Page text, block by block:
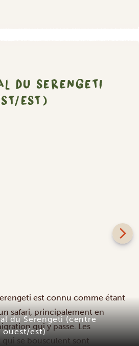
DU SERENGETI
EST)
du Serengeti (centre
ouest/est)
est connu comme étant
safari, principalement en
qui y passe. Les
se bousculent sont